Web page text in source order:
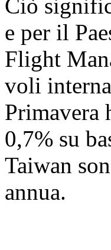
Ciò
e per il
Flight
voli
Primavera
0,7% su
Taiwan
annua.